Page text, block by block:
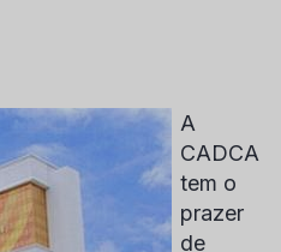
A
CADCA
tem o
prazer
de